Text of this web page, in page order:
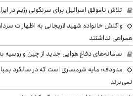
تلاش ناموفق اسرائیل برای سرنگونی رژیم در
واکنش خانواده شهید لاریجانی به اظهارات
همراهی نداشتند
سامانه‌های دفاع هوایی جدید از چین و روسیه
مدودف: مایه شرمساری است که در سالگرد
نمی‌برند